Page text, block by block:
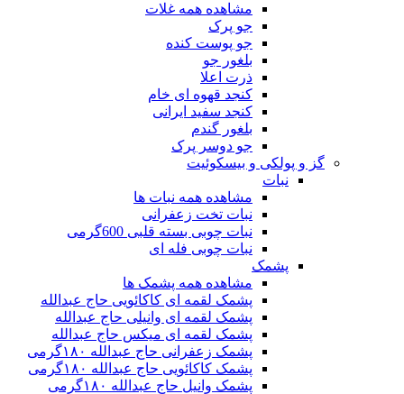
مشاهده همه غلات
جو پرک
جو پوست کنده
بلغور جو
ذرت اعلا
کنجد قهوه ای خام
کنجد سفید ایرانی
بلغور گندم
جو دوسر پرک
گز و پولکی و بیسکوئیت
نبات
مشاهده همه نبات ها
نبات تخت زعفرانی
نبات چوبی بسته قلبی 600گرمی
نبات چوبی فله ای
پشمک
مشاهده همه پشمک ها
پشمک لقمه ای کاکائویی حاج عبدالله
پشمک لقمه ای وانیلی حاج عبدالله
پشمک لقمه ای میکس حاج عبدالله
پشمک زعفرانی حاج عبدالله ۱۸۰گرمی
پشمک کاکائویی حاج عبدالله ۱۸۰گرمی
پشمک وانیل حاج عبدالله ۱۸۰گرمی